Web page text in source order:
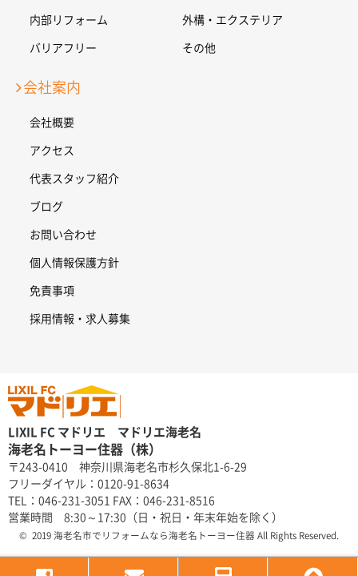
内部リフォーム 外構・エクステリア
バリアフリー その他
会社案内
会社概要
アクセス
代表スタッフ紹介
ブログ
お問い合わせ
個人情報保護方針
免責事項
採用情報・求人募集
LIXIL FC マドリエ マドリエ海老名
海老名トーヨー住器（株）
〒243-0410 神奈川県海老名市杉久保北1-6-29
フリーダイヤル：0120-91-8634
TEL：046-231-3051 FAX：046-231-8516
営業時間 8:30～17:30（日・祝日・年末年始を除く）
© 2019 海老名市でリフォームなら海老名トーヨー住器 All Rights Reserved.